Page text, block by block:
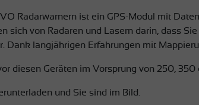
Radarwarnern ist ein GPS-Modul mit
sich von Radaren und Lasern darin, dass
Dank langjährigen Erfahrungen mit
diesen Geräten im Vorsprung von 250,
und Sie sind im Bild.